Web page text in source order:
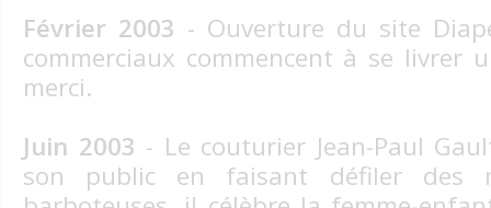
Février 2003 - Ouverture du site
commerciaux commencent à se livrer
merci.
Juin 2003 - Le couturier Jean-Paul
son public en faisant défiler des